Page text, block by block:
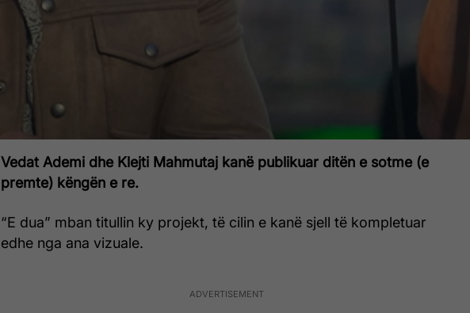
Vedat Ademi dhe Klejti Mahmutaj kanë publikuar ditën e sotme (e
premte) këngën e re.
“E dua” mban titullin ky projekt, të cilin e kanë sjell të kompletuar
edhe nga ana vizuale.